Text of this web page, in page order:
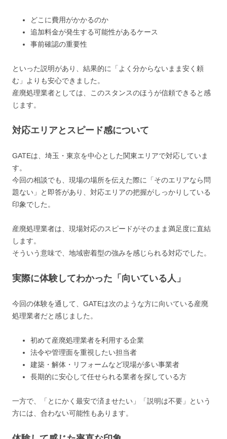
どこに費用がかかるのか
追加料金が発生する可能性があるケース
事前確認の重要性
といった説明があり、結果的に「よく分からないまま安く頼
む」よりも安心できました。
産廃処理業者としては、このスタンスのほうが信頼できると感
じます。
対応エリアとスピード感について
GATEは、埼玉・東京を中心とした関東エリアで対応していま
す。
今回の相談でも、現場の場所を伝えた際に「そのエリアなら問
題ない」と即答があり、対応エリアの把握がしっかりしている
印象でした。
産廃処理業者は、現場対応のスピードがそのまま満足度に直結
します。
そういう意味で、地域密着型の強みを感じられる対応でした。
実際に体験してわかった「向いている人」
今回の体験を通して、GATEは次のような方に向いている産廃
処理業者だと感じました。
初めて産廃処理業者を利用する企業
法令や管理面を重視したい担当者
建築・解体・リフォームなど現場が多い事業者
長期的に安心して任せられる業者を探している方
一方で、「とにかく最安で済ませたい」「説明は不要」という
方には、合わない可能性もあります。